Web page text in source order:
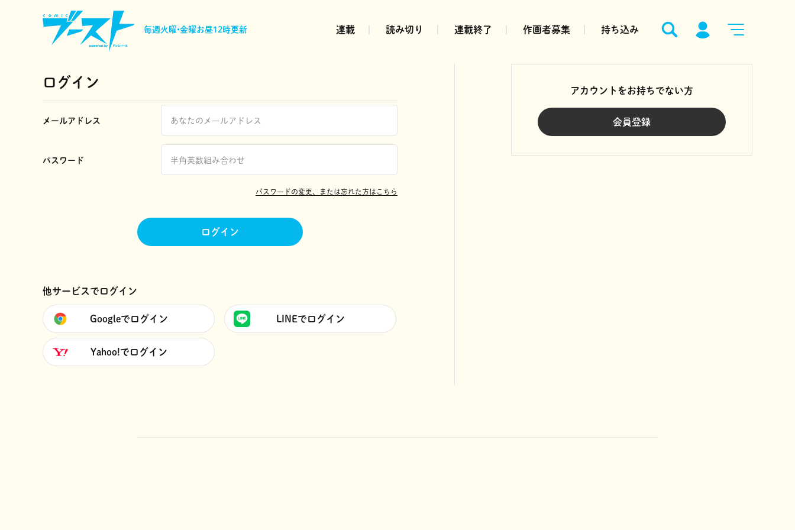
毎週火曜•金曜お昼12時更新 連載 読み切り 連載終了 作画者募集 持ち込み
ログイン
メールアドレス
パスワード
パスワードの変更、または忘れた方はこちら
ログイン
他サービスでログイン
Googleでログイン LINEでログイン
Yahoo!でログイン
アカウントをお持ちでない方
会員登録